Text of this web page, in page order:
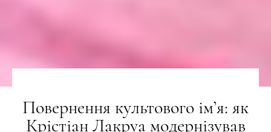
Повернення культового ім’я: як
Крістіан Лакруа модернізував